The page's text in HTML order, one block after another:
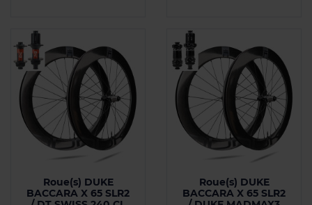
Roue(s) DUKE
BACCARA X 65 SLR2
Roue(s) DUKE
BACCARA X 65 SLR2